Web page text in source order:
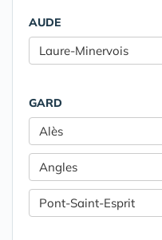
AUDE
Laure-Minervois
GARD
Alès
Angles
Pont-Saint-Esprit